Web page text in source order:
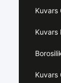
Kuvars
Kuvars
Kuvars